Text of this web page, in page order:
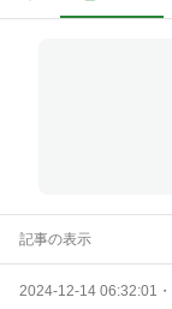
記事の表示
2024-12-14 06:32:01 ・